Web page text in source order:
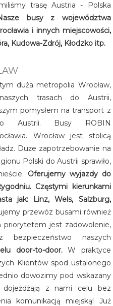
trasę Austria - Polska
busy z województwa
i innych miejscowości,
Kudowa-Zdrój, Kłodzko itp.
duża metropolia Wrocław,
trasach do Austrii,
pomysłem na transport z
Austrii. Busy ROBIN
Wrocław jest stolicą
Duże zapotrzebowanie na
Polski do Austrii sprawiło,
Oferujemy wyjazdy do
Częstymi kierunkami
jak: Linz, Wels, Salzburg,
przewóz busami również
priorytetem jest zadowolenie,
bezpieczeństwo naszych
door-to-door.W praktyce
Klientów spod ustalonego
dowozimy pod wskazany
dojeżdżają z nami celu bez
komunikacją miejską! Już